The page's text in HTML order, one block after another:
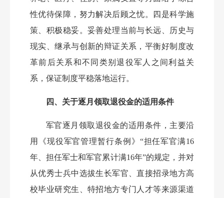
性优待保障，努力解决后顾之忧。四是科学施
策、积极稳妥。妥善处理当前与长远、历史与
现实、继承与创新的辩证关系，平衡好制度改
革前后关系和不同类别退役军人之间利益关
系，保证制度平稳落地运行。
四、关于逐月领取退役金的适用条件
军官逐月领取退役金的适用条件，主要沿
用《现役军官管理暂行条例》 “担任军官满16
年、担任军士和军官累计满16年”的规定，并对
从优秀士兵中选拔生长军官、直接招录地方高
校毕业研究生、特招地方专门人才等来源渠道